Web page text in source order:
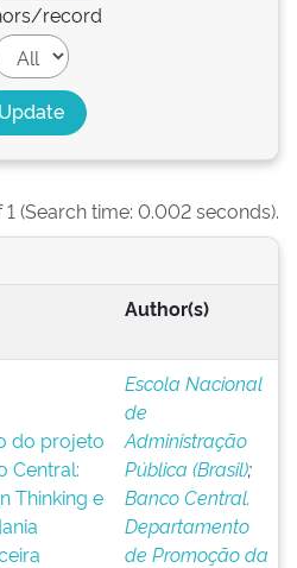
record
1 (Search time: 0.002 seconds).
Author(s)
do projeto
Central:
Thinking e
Escola Nacional
de
Administração
Pública (Brasil);
Banco Central.
Departamento
de Promoção da